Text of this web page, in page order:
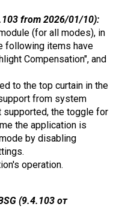
from 2026/01/10):
(for all modes), in
following items have
Compensation", and
to the top curtain in the
from system
the toggle for
the application is
by disabling
operation.
(9.4.103 от